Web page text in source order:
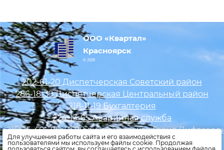
ООО «Квартал»
Красноярск
© 2026
202-61-20 Диспетчерская Советский район
286-18-39 Диспетчерская Центральный район
218-11-19 Бухгалтерия
224-13-65 Аварийная служба
215-25-40, 215-47-70 диспетчерская Гранд
89029500002 Охрана Мате Залки 29,33,41
Для улучшения работы сайта и его взаимодействия с
пользователями мы используем файлы cookie. Продолжая